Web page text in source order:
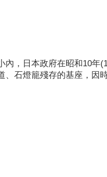
內，日本政府在昭和10
石燈籠殘存的基座，因